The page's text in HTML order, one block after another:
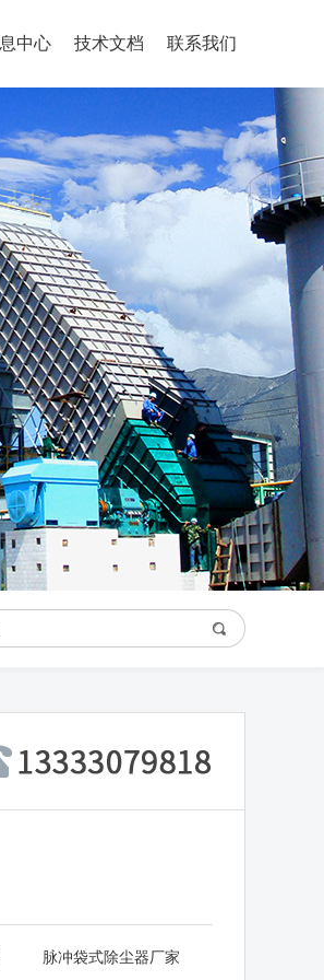
中心 技术文档 联系我们
脉冲袋式除尘器厂家